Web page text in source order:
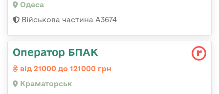
Одеса
Військова частина А3674
Оператор БПАК
від 21000 до 121000 грн
Краматорськ